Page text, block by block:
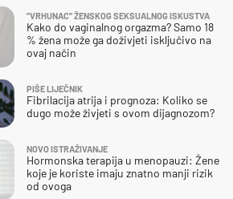
"VRHUNAC" ŽENSKOG SEKSUALNOG ISKUSTVA
Kako do vaginalnog orgazma? Samo 18
% žena može ga doživjeti isključivo na
ovaj način
PIŠE LIJEČNIK
Fibrilacija atrija i prognoza: Koliko se
dugo može živjeti s ovom dijagnozom?
NOVO ISTRAŽIVANJE
Hormonska terapija u menopauzi: Žene
koje je koriste imaju znatno manji rizik
od ovoga